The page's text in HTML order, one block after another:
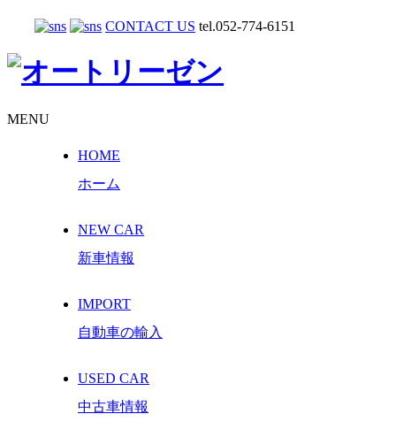
CONTACT US tel.052-774-6151
MENU
HOME
ホーム
NEW CAR
新車情報
IMPORT
自動車の輸入
USED CAR
中古車情報